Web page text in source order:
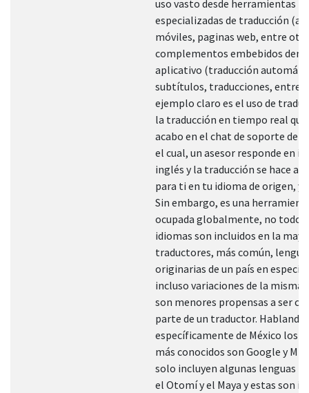
uso vasto desde herramientas
especializadas de traducción
móviles, paginas web, entre
complementos embebidos
aplicativo (traducción
subtítulos, traducciones, entre
ejemplo claro es el uso de
la traducción en tiempo real que
acabo en el chat de soporte de
el cual, un asesor responde en
inglés y la traducción se hace al
para ti en tu idioma de origen, y
Sin embargo, es una
ocupada globalmente, no todos
idiomas son incluidos en la
traductores, más común,
originarias de un país en
incluso variaciones de la misma
son menores propensas a ser
parte de un traductor. Hablando
específicamente de México los
más conocidos son Google y
solo incluyen algunas lenguas
el Otomí y el Maya y estas son